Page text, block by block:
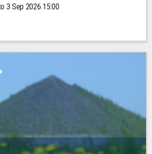
3 Sep 2026 15:00
102 (Seminarraum Servicestelle LehreLernen)